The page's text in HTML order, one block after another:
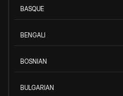
BASQUE
BENGALI
BOSNIAN
BULGARIAN